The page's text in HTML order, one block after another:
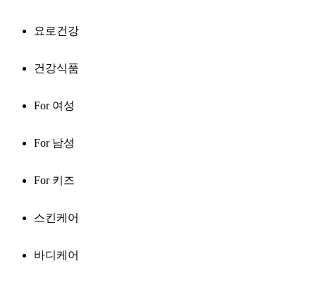
요로건강
건강식품
For 여성
For 남성
For 키즈
스킨케어
바디케어